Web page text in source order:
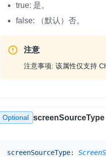
true: 是。
false: （默认）否。
注意
注意事项: 该属性仅支持
Optional screenSourceType
screenSourceType: